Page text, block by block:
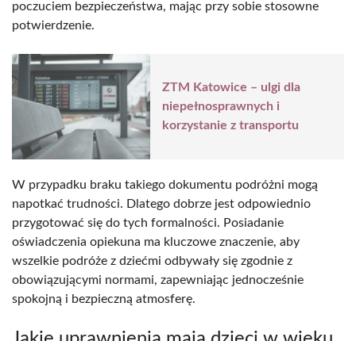
poczuciem bezpieczeństwa, mając przy sobie stosowne
potwierdzenie.
ZTM Katowice – ulgi dla
niepełnosprawnych i
korzystanie z transportu
W przypadku braku takiego dokumentu podróżni mogą
napotkać trudności. Dlatego dobrze jest odpowiednio
przygotować się do tych formalności. Posiadanie
oświadczenia opiekuna ma kluczowe znaczenie, aby
wszelkie podróże z dziećmi odbywały się zgodnie z
obowiązującymi normami, zapewniając jednocześnie
spokojną i bezpieczną atmosferę.